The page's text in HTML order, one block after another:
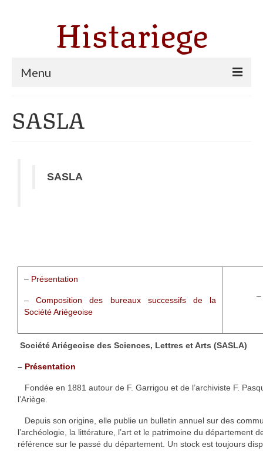
Histariege
Menu
Thèmes
Pastoralisme
1302 à 1499
1595 à 1693
1701 à 1798
1800 à 1899
1901 à 1948
1950 à 2006
SASLA
SASLA
– Présentation
– Composition des bureaux successifs de la
Société Ariégeoise
–
Société Ariégeoise des Sciences, Lettres et Arts (SASLA)
– Présentation
Fondée en 1881 autour de F. Garrigou et de l’archiviste F.
l’Ariège.
Depuis son origine, elle publie un bulletin annuel sur des
l’archéologie, la littérature, l’art et le patrimoine du département
référence sur le passé du département. Un stock est toujours